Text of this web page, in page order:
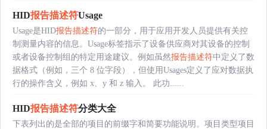
HID报告描述符Usage
Usage是HID报告描述符的一部分，用于应用开发人员提供有关控
制测量内容的信息。Usage标签指示了设备供应商对其设备的控制
或者设备控制组的特定用途建议。例如虽然报告描述符中定义了数
据格式（例如，三个 8 位字段），但使用Usages定义了应对数据执
行的操作含义，例如 x、y 和 z 输入。 此功......
HID报告描述符分类大全
下表列出的是全部的项目的前缀字和简要功能说明。项目类型项目